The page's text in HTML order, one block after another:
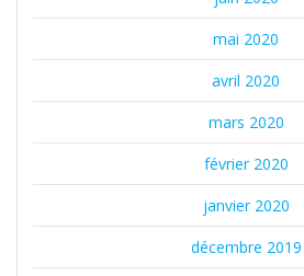
mai 2020
avril 2020
mars 2020
février 2020
janvier 2020
décembre 2019